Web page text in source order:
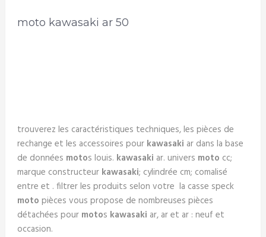
moto kawasaki ar 50
trouverez les caractéristiques techniques, les pièces de
rechange et les accessoires pour kawasaki ar dans la base
de données motos louis. kawasaki ar. univers moto cc;
marque constructeur kawasaki; cylindrée cm; comalisé
entre et . filtrer les produits selon votre la casse speck
moto pièces vous propose de nombreuses pièces
détachées pour motos kawasaki ar, ar et ar : neuf et
occasion.